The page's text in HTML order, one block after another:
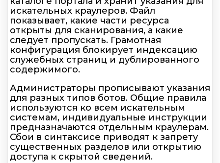
искательных краулеров. Файл
показывает, какие части ресурса
открыты для сканирования, а какие
следует пропускать. Грамотная
конфигурация блокирует индексацию
служебных страниц и дублированного
содержимого.
Администраторы прописывают указания
для разных типов ботов. Общие правила
используются ко всем искательным
системам, индивидуальные инструкции
предназначаются отдельным краулерам.
Сбои в синтаксисе приводят к запрету
существенных разделов или открытию
доступа к скрытой сведений.